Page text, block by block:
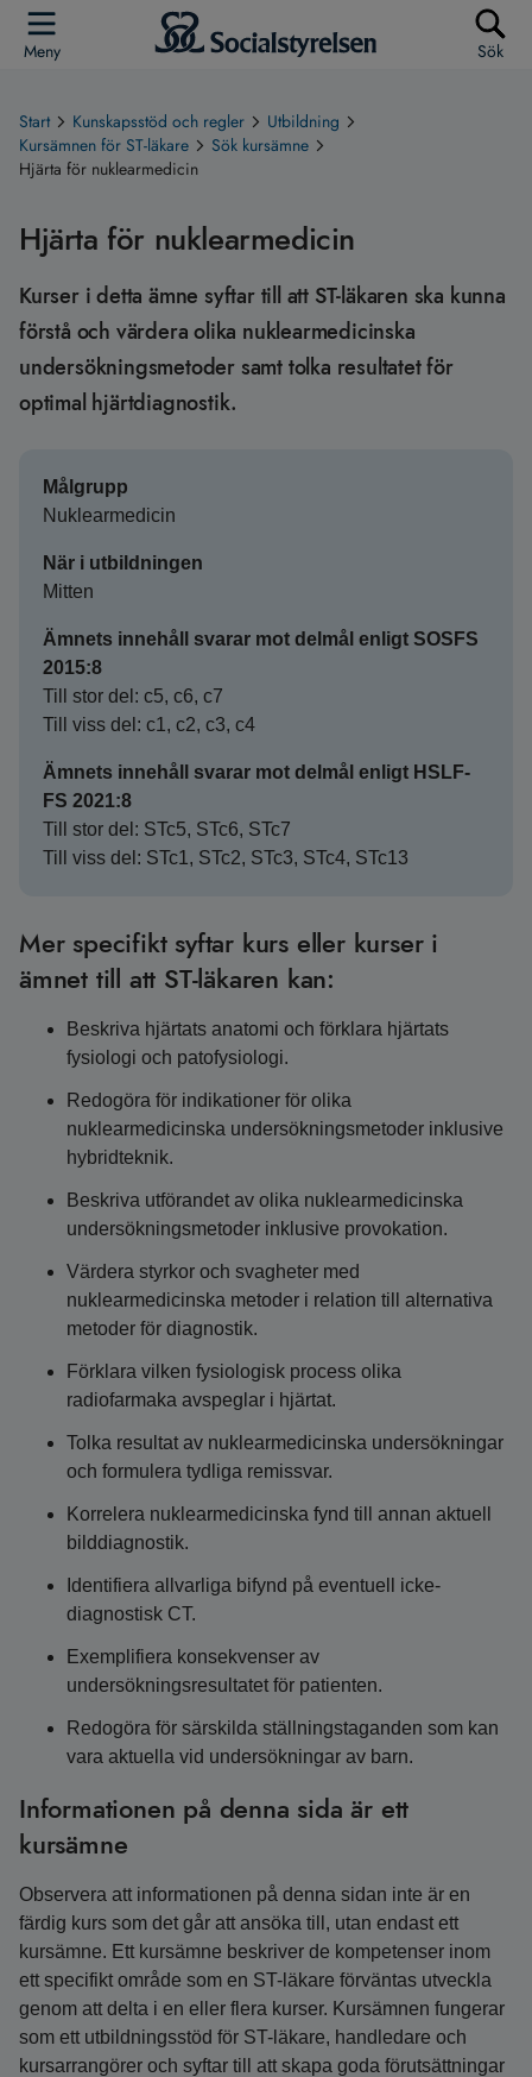
Meny Sök
Start Kunskapsstöd och regler
Utbildning
Kursämnen för ST-läkare
Sök kursämne
Hjärta för nuklearmedicin
Hjärta för nuklearmedicin
Kurser i detta ämne syftar till att ST-läkaren ska kunna
förstå och värdera olika nuklearmedicinska
undersökningsmetoder samt tolka resultatet för
optimal hjärtdiagnostik.
Målgrupp
Nuklearmedicin
När i utbildningen
Mitten
Ämnets innehåll svarar mot delmål enligt SOSFS
2015:8
Till stor del: c5, c6, c7
Till viss del: c1, c2, c3, c4
Ämnets innehåll svarar mot delmål enligt HSLF-
FS 2021:8
Till stor del: STc5, STc6, STc7
Till viss del: STc1, STc2, STc3, STc4, STc13
Mer specifikt syftar kurs eller kurser i
ämnet till att ST-läkaren kan:
Beskriva hjärtats anatomi och förklara hjärtats
fysiologi och patofysiologi.
Redogöra för indikationer för olika
nuklearmedicinska undersökningsmetoder inklusive
hybridteknik.
Beskriva utförandet av olika nuklearmedicinska
undersökningsmetoder inklusive provokation.
Värdera styrkor och svagheter med
nuklearmedicinska metoder i relation till alternativa
metoder för diagnostik.
Förklara vilken fysiologisk process olika
radiofarmaka avspeglar i hjärtat.
Tolka resultat av nuklearmedicinska undersökningar
och formulera tydliga remissvar.
Korrelera nuklearmedicinska fynd till annan aktuell
bilddiagnostik.
Identifiera allvarliga bifynd på eventuell icke-
diagnostisk CT.
Exemplifiera konsekvenser av
undersökningsresultatet för patienten.
Redogöra för särskilda ställningstaganden som kan
vara aktuella vid undersökningar av barn.
Informationen på denna sida är ett
kursämne
Observera att informationen på denna sidan inte är en
färdig kurs som det går att ansöka till, utan endast ett
kursämne. Ett kursämne beskriver de kompetenser inom
ett specifikt område som en ST-läkare förväntas utveckla
genom att delta i en eller flera kurser. Kursämnen fungerar
som ett utbildningsstöd för ST-läkare, handledare och
kursarrangörer och syftar till att skapa goda förutsättningar